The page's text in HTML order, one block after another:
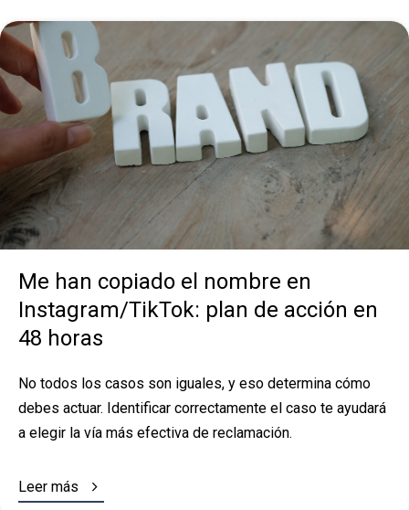
Me han copiado el nombre en
Instagram/TikTok: plan de acción en
48 horas
No todos los casos son iguales, y eso determina cómo
debes actuar. Identificar correctamente el caso te ayudará
a elegir la vía más efectiva de reclamación.
Leer más 